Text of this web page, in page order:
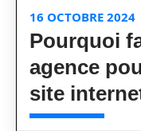
16 OCTOBRE 2024
Pourquoi
agence
site